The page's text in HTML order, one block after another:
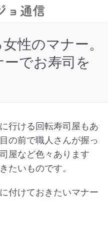
性のマナー。
でお寿司を
行ける回転寿司屋もあ
の前で職人さんが握っ
屋など色々あります
たいものです。
付けておきたいマナー